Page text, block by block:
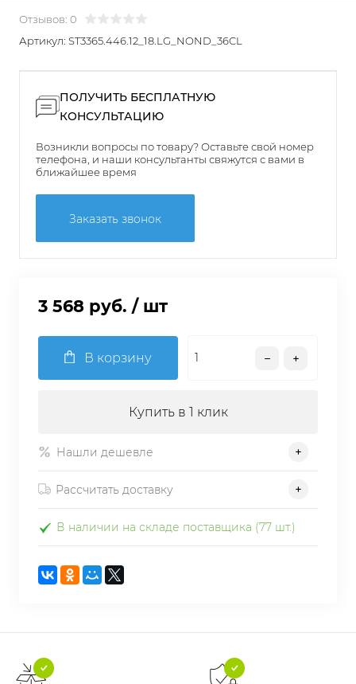
Отзывов: 0
Артикул: ST3365.446.12_18.LG_NOND_36CL
ПОЛУЧИТЬ БЕСПЛАТНУЮ
КОНСУЛЬТАЦИЮ
Возникли вопросы по товару? Оставьте свой номер
телефона, и наши консультанты свяжутся с вами в
ближайшее время
Заказать звонок
3 568 руб. / шт
В корзину
Купить в 1 клик
Нашли дешевле
Рассчитать доставку
В наличии на складе поставщика (77 шт.)